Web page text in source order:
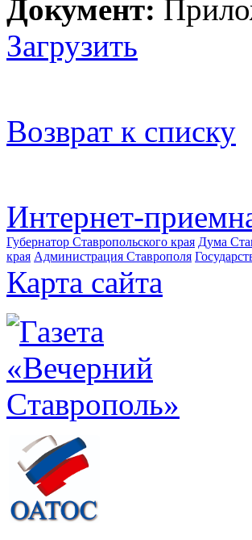
Документ:
Загрузить
Возврат к списку
Интернет-
Губернатор Ставропольского края Дума
края Администрация Ставрополя
Карта сайта